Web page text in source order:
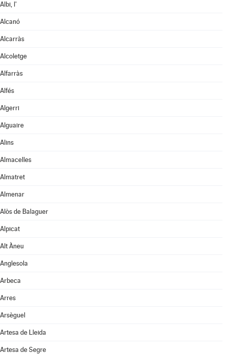
Albi, l'
Alcanó
Alcarràs
Alcoletge
Alfarràs
Alfés
Algerri
Alguaire
Alins
Almacelles
Almatret
Almenar
Alòs de Balaguer
Alpicat
Alt Àneu
Anglesola
Arbeca
Arres
Arsèguel
Artesa de Lleida
Artesa de Segre